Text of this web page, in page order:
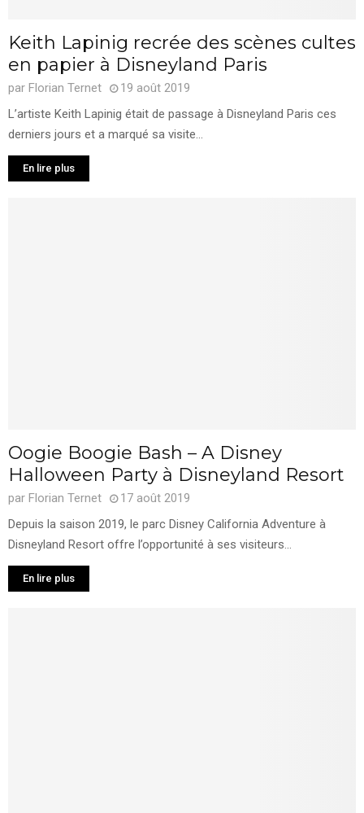
Keith Lapinig recrée des scènes cultes
en papier à Disneyland Paris
par Florian Ternet
19 août 2019
L’artiste Keith Lapinig était de passage à Disneyland Paris ces
derniers jours et a marqué sa visite...
En lire plus
Oogie Boogie Bash – A Disney
Halloween Party à Disneyland Resort
par Florian Ternet
17 août 2019
Depuis la saison 2019, le parc Disney California Adventure à
Disneyland Resort offre l’opportunité à ses visiteurs...
En lire plus